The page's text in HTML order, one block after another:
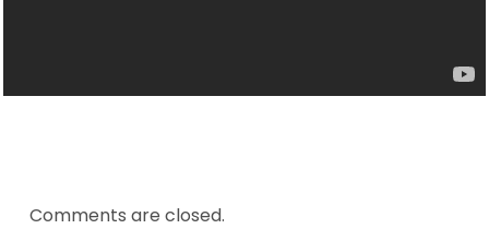
Comments are closed.